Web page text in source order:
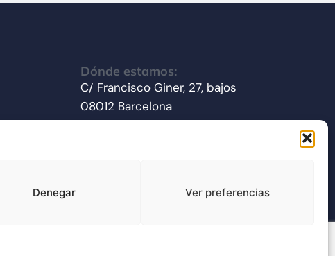
Denegar Ver preferencias
Dónde estamos:
C/ Francisco Giner, 27, bajos
08012 Barcelona